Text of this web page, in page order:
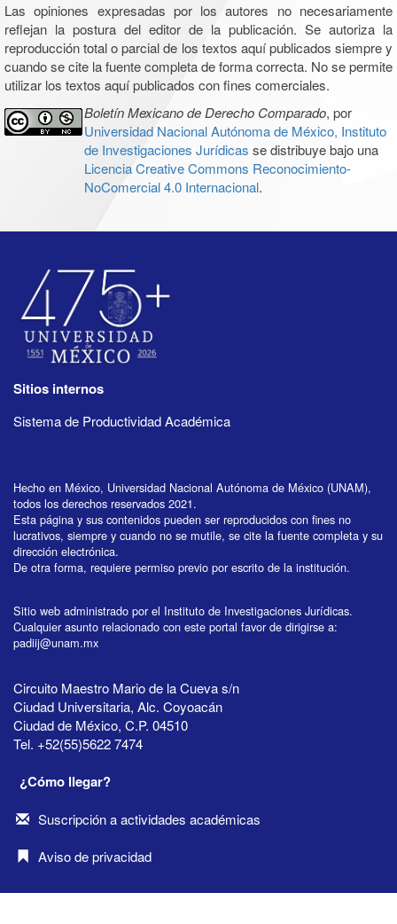
Las opiniones expresadas por los autores no necesariamente
reflejan la postura del editor de la publicación. Se autoriza la
reproducción total o parcial de los textos aquí publicados siempre y
cuando se cite la fuente completa de forma correcta. No se permite
utilizar los textos aquí publicados con fines comerciales.
Boletín Mexicano de Derecho Comparado, por
Universidad Nacional Autónoma de México, Instituto
de Investigaciones Jurídicas se distribuye bajo una
Licencia Creative Commons Reconocimiento-
NoComercial 4.0 Internacional.
Sitios internos
Sistema de Productividad Académica
Hecho en México, Universidad Nacional Autónoma de México (UNAM),
todos los derechos reservados 2021.
Esta página y sus contenidos pueden ser reproducidos con fines no
lucrativos, siempre y cuando no se mutile, se cite la fuente completa y su
dirección electrónica.
De otra forma, requiere permiso previo por escrito de la institución.
Sitio web administrado por el Instituto de Investigaciones Jurídicas.
Cualquier asunto relacionado con este portal favor de dirigirse a:
padiij@unam.mx
Circuito Maestro Mario de la Cueva s/n
Ciudad Universitaria, Alc. Coyoacán
Ciudad de México, C.P. 04510
Tel. +52(55)5622 7474
¿Cómo llegar?
Suscripción a actividades académicas
Aviso de privacidad